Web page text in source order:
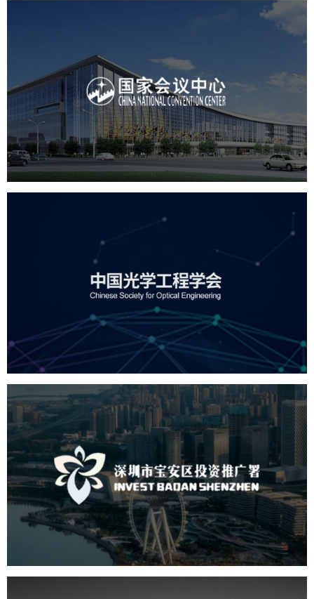
国家会议中心
专业服务 网站建设 网站设计
中国光学工程学会
机构组织 国企 品牌官网 网站建设 网站设计
深圳市宝安区投资推广署
机构组织 国企 品牌官网 网站建设 网站设计